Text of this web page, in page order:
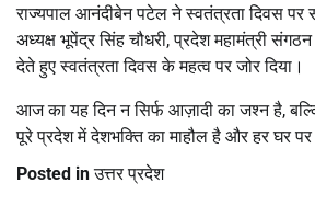
राज्यपाल आनंदीबेन पटेल ने स्वतंत्रता दिवस पर
अध्यक्ष भूपेंद्र सिंह चौधरी, प्रदेश महामंत्री
देते हुए स्वतंत्रता दिवस के महत्व पर जोर दिया।
आज का यह दिन न सिर्फ आज़ादी का जश्न है,
पूरे प्रदेश में देशभक्ति का माहौल है और हर घर पर
Posted inउत्तर प्रदेश